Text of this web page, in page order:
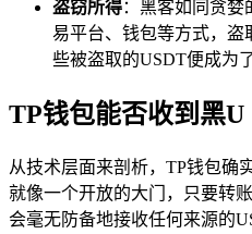
盗窃所得：黑客如同贪婪
易平台、钱包等方式，盗
些被盗取的USDT便成为
TP钱包能否收到黑U
从技术层面来剖析，TP钱包确
就像一个开放的大门，只要转
会毫无防备地接收任何来源的